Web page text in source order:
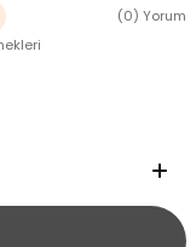
(0) Yorum